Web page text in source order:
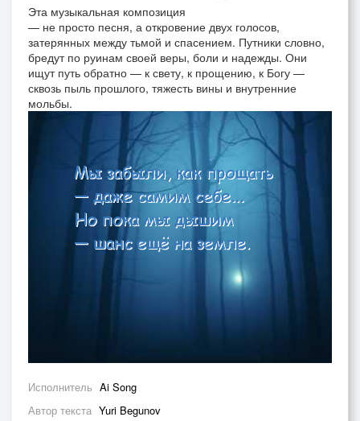
Эта музыкальная композиция
— не просто песня, а откровение двух голосов,
затерянных между тьмой и спасением. Путники словно,
бредут по руинам своей веры, боли и надежды. Они
ищут путь обратно — к свету, к прощению, к Богу —
сквозь пыль прошлого, тяжесть вины и внутренние
мольбы.
Исполнитель Ai Song
Автор текста Yuri Begunov